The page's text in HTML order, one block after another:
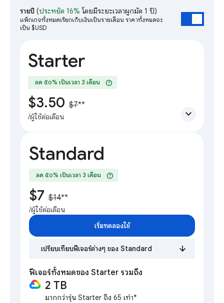
รายปี (ประหยัด 16% โดยมีระยะเวลาผูกมัด 1 ปี)
แพ็กเกจทั้งหมดเรียกเก็บเงินเป็นรายเดือน ราคาทั้งหมดจะ
เป็น $USD
Starter
ลด ๕๐% เป็นเวลา 3 เดือน help
$3.50 $7**
/ผู้ใช้ต่อเดือน expand_more
Standard
ลด ๕๐% เป็นเวลา 3 เดือน help
$7 $14**
/ผู้ใช้ต่อเดือน
เริ่มทดลองใช้
เปรียบเทียบฟีเจอร์ต่างๆ ของ Standard
ฟีเจอร์ทั้งหมดของ Starter รวมถึง
2 TB
มากกว่ารุ่น Starter ถึง 65 เท่า*